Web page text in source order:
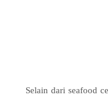
Selain dari seafood